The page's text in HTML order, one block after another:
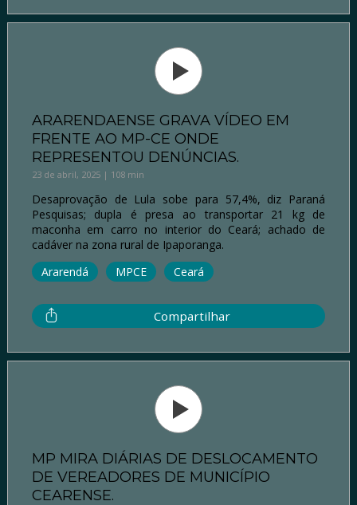
ARARENDAENSE GRAVA VÍDEO EM
FRENTE AO MP-CE ONDE
REPRESENTOU DENÚNCIAS.
23 de abril, 2025 | 108 min
Desaprovação de Lula sobe para 57,4%, diz Paraná
Pesquisas; dupla é presa ao transportar 21 kg de
maconha em carro no interior do Ceará; achado de
cadáver na zona rural de Ipaporanga.
Ararendá
MPCE Ceará
Compartilhar
MP MIRA DIÁRIAS DE DESLOCAMENTO
DE VEREADORES DE MUNICÍPIO
CEARENSE.